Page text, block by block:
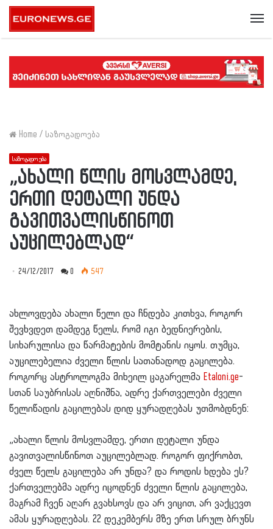
Home / საზოგადოება
საზოგადოება
„ახალი წლის მოსვლამდე,
ერთი დეტალი უნდა
გავითვალისწინოთ
აუცილებლად“
24/12/2017 0 547
ახლოვდება ახალი წელი და ჩნდება კითხვა, როგორ
შევხვდეთ დამდეგ წელს, რომ იგი ბედნიერების,
სიხარულისა და წარმატების მომტანის იყოს. თუმცა,
აუცილებელია ძველი წლის სათანადოდ გაცილება.
როგორც ასტროლოგმა მიხეილ ცაგარელმა Etaloni.ge-
სთან საუბრისას აღნიშნა, ადრე ქართველები ძველი
წელიწადის გაცილებას დიდ ყურადღებას უთმობდნენ:
„ახალი წლის მოსვლამდე, ერთი დეტალი უნდა
გავითვალისწინოთ აუცილებლად. როგორ ფიქრობთ,
ძველ წელს გაცილება არ უნდა? და როდის ხდება ეს?
ქართველებმა ადრე იცოდნენ ძველი წლის გაცილება,
მაგრამ ჩვენ აღარ გვახსოვს და არ ვიცით, არ ვაქცევთ
ამას ყურადღებას. 22 დეკემბერს მზე ერთ სრულ ბრუნს